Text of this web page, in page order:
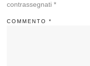
contrassegnati *
COMMENTO *